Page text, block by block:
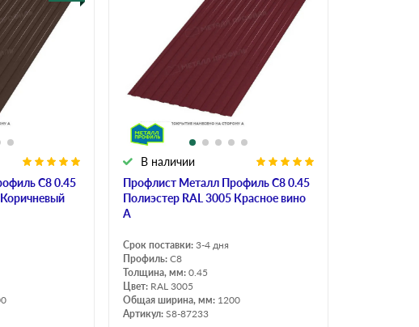
Шифер волновой
C8 0.45
Профлист Металл Профиль C8 0.45
Полиэстер RAL 3005 Красное вино
A
В наличии
Срок поставки: 3-4 дня
Профиль: C8
Толщина, мм: 0.45
Цвет: RAL 3005
Общая ширина, мм: 1200
Артикул: S8-87233